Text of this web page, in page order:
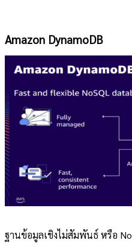
Amazon DynamoDB
ฐานข้อมูลเชิงไม่สัมพันธ์ หรือ